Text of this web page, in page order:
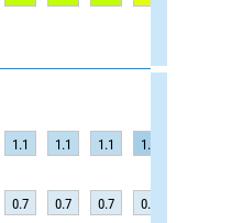
1.1 1.1 1.1 1.2
0.7 0.7 0.7 0.7